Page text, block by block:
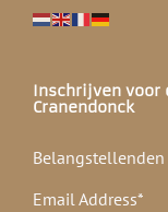
Inschrijven voor
Cranendonck
Belangstellenden
Email Address*